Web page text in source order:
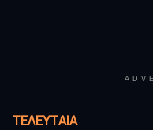
ΤΕΛΕΥΤΑΊΑ